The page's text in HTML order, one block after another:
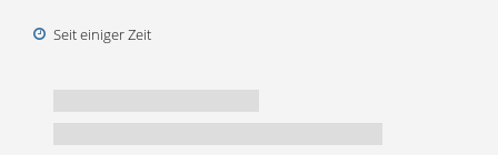
Seit einiger Zeit